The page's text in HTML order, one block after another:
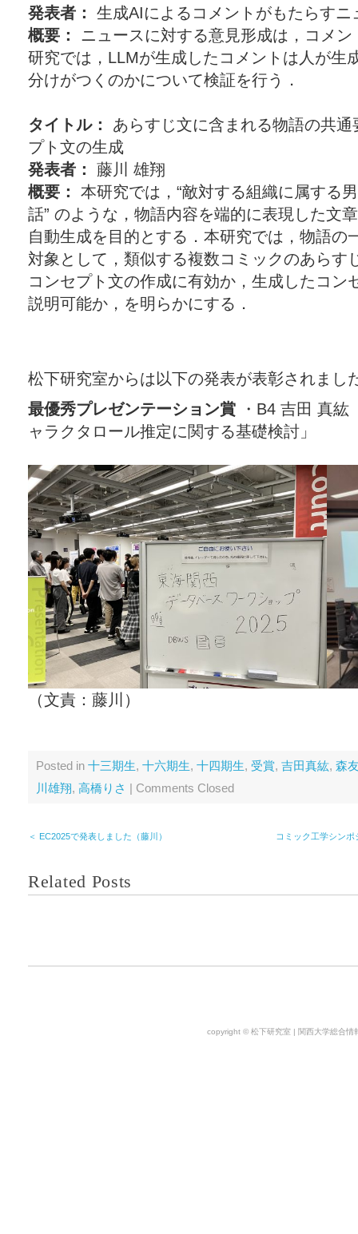
発表者： 生成AIによるコメントがもたらす
概要： ニュースに対する意見形成は，コメ
研究では，LLMが生成したコメントは人が生
分けがつくのかについて検証を行う．
タイトル： あらすじ文に含まれる物語の共
プト文の生成
発表者： 藤川 雄翔
概要： 本研究では，“敵対する組織に属する
話” のような，物語内容を端的に表現した文
自動生成を目的とする．本研究では，物語の
対象として，類似する複数コミックのあらす
コンセプト文の作成に有効か，生成したコン
説明可能か，を明らかにする．
松下研究室からは以下の発表が表彰されまし
最優秀プレゼンテーション賞 ・B4 吉田 真紘
ャラクタロール推定に関する基礎検討」
（文責：藤川）
Posted in 十三期生, 十六期生, 十四期生, 受賞, 吉田真紘, 森
川雄翔, 高橋りさ | Comments Closed
＜ EC2025で発表しました（藤川） コミック工学シン
Related Posts
copyright © 松下研究室 | 関西大学総合